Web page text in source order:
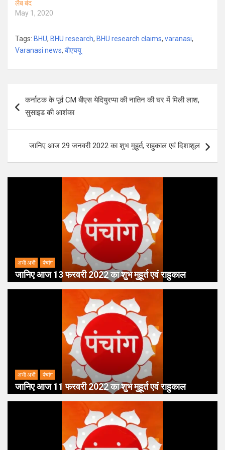
लैब बंद
May 1, 2020
Tags: BHU, BHU research, BHU research claims, varanasi,
Varanasi news, बीएचयू
navigation
कर्नाटक के पूर्व CM बीएस येदियुरप्पा की नातिन की घर में मिली लाश,
सुसाइड की आशंका
जानिए आज 29 जनवरी 2022 का शुभ मुहूर्त, राहुकाल एवं दिशाशूल
अभी अभी पंचांग
जानिए आज 13 फरवरी 2022 का शुभ मुहूर्त एवं राहुकाल
अभी अभी पंचांग
जानिए आज 11 फरवरी 2022 का शुभ मुहूर्त एवं राहुकाल